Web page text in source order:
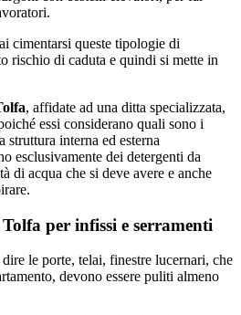
cimentarsi queste tipologie di
rischio di caduta e quindi si mette in
, affidate ad una ditta specializzata,
essi considerano quali sono i
interna ed esterna
esclusivamente dei detergenti da
di acqua che si deve avere e anche
per infissi e serramenti
le porte, telai, finestre lucernari, che
devono essere puliti almeno